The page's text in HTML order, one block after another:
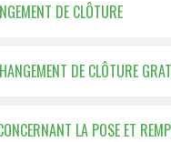
DE CLÔTURE
DE CLÔTURE
LA POSE ET